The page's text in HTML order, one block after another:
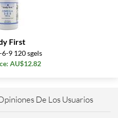
First
9 120 sgels
AU$12.82
De Los Usuarios